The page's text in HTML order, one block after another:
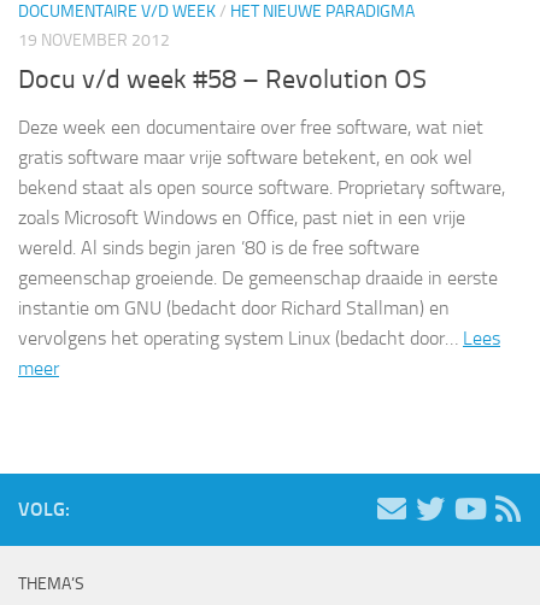
DOCUMENTAIRE V/D WEEK/ HET NIEUWE PARADIGMA
19 NOVEMBER 2012
Docu v/d week #58 – Revolution OS
Deze week een documentaire over free software, wat niet
gratis software maar vrije software betekent, en ook wel
bekend staat als open source software. Proprietary software,
zoals Microsoft Windows en Office, past niet in een vrije
wereld. Al sinds begin jaren ’80 is de free software
gemeenschap groeiende. De gemeenschap draaide in eerste
instantie om GNU (bedacht door Richard Stallman) en
vervolgens het operating system Linux (bedacht door… Lees
meer
VOLG:
THEMA’S